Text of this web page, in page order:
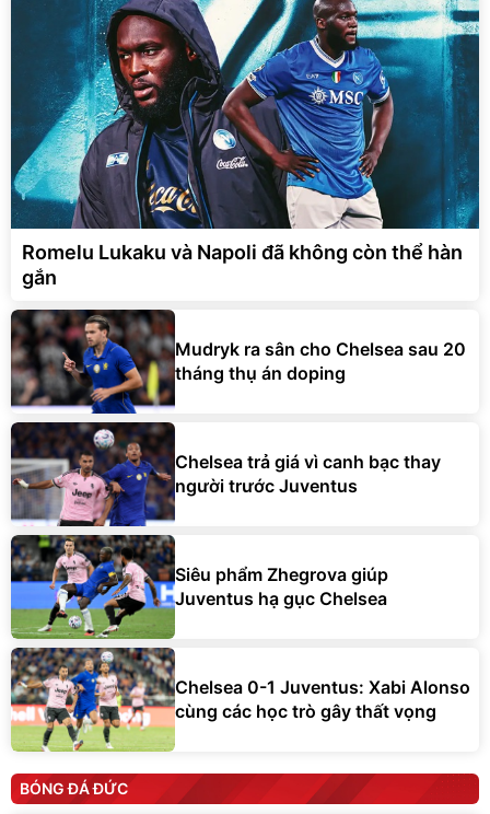
Romelu Lukaku và Napoli đã không còn thể hàn
gắn
Mudryk ra sân cho Chelsea sau 20
tháng thụ án doping
Chelsea trả giá vì canh bạc thay
người trước Juventus
Siêu phẩm Zhegrova giúp
Juventus hạ gục Chelsea
Chelsea 0-1 Juventus: Xabi Alonso
cùng các học trò gây thất vọng
BÓNG ĐÁ ĐỨC